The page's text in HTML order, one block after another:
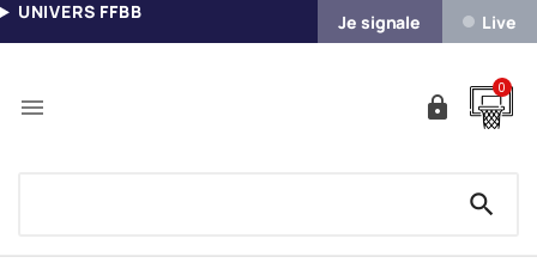
UNIVERS FFBB Je signale Live
 
0
